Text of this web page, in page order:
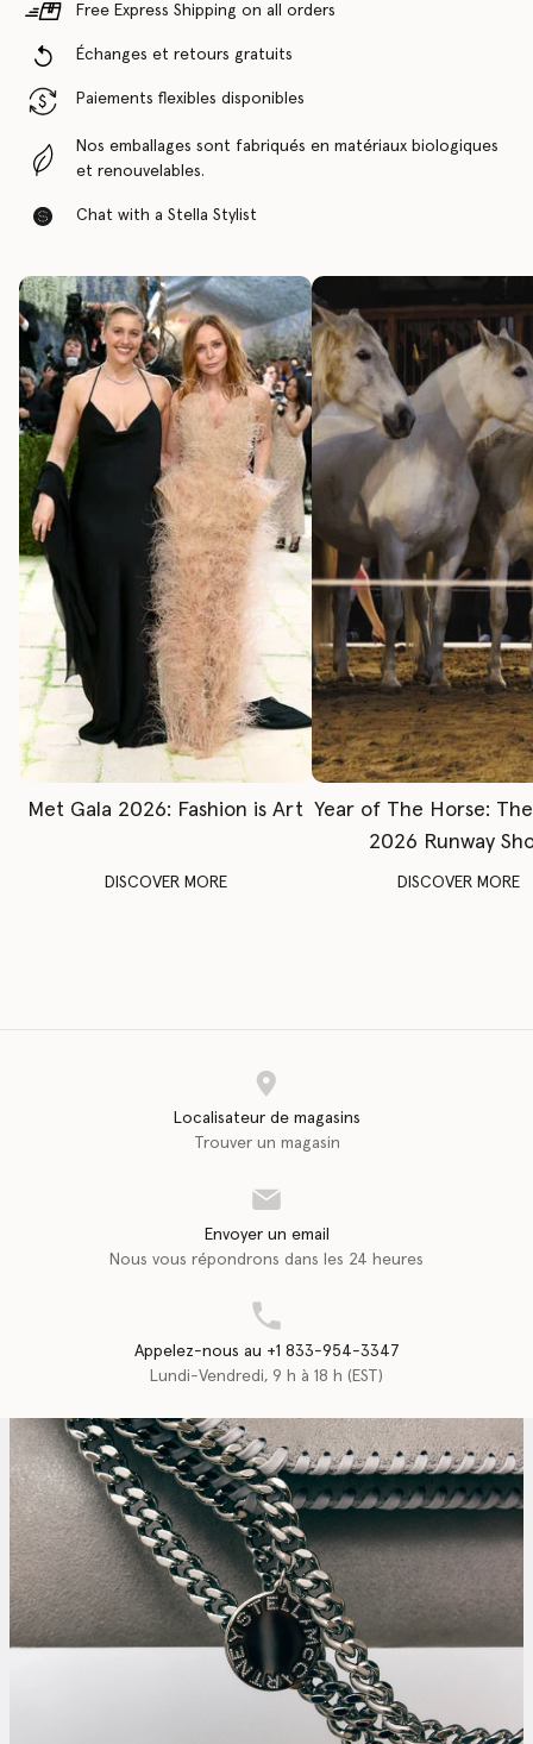
Free Express Shipping on all orders
Échanges et retours gratuits
Paiements flexibles disponibles
Nos emballages sont fabriqués en matériaux biologiques
et renouvelables.
Chat with a Stella Stylist
Met Gala 2026: Fashion is Art
DISCOVER MORE
Year of The Horse:
2026 Runway
DISCOVER MORE
Localisateur de magasins
Trouver un magasin
Envoyer un email
Nous vous répondrons dans les 24 heures
Appelez-nous au +1 833-954-3347
Lundi-Vendredi, 9 h à 18 h (EST)